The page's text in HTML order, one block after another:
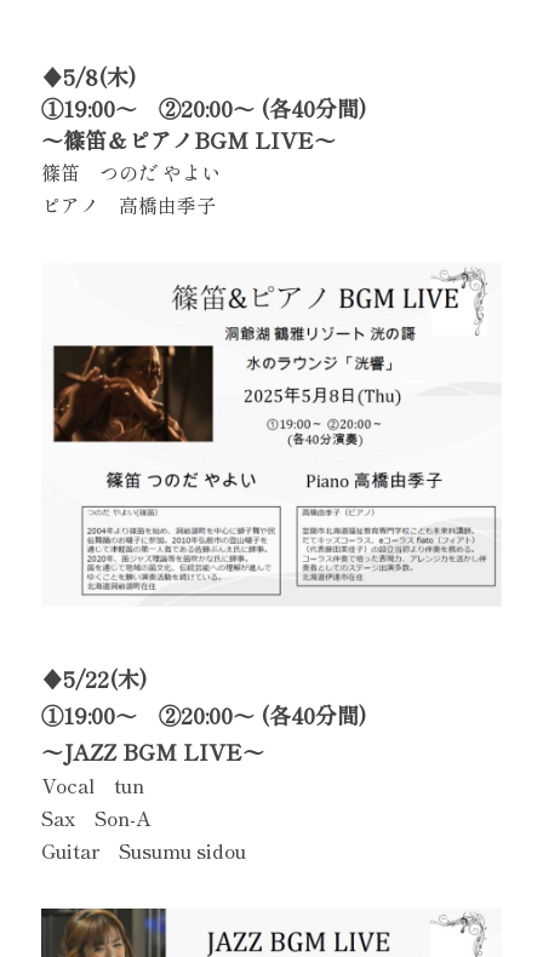
♦5/8(木)
①19:00～ ②20:00～ (各40分間)
〜篠笛＆ピアノBGM LIVE〜
篠笛 つのだ やよい
ピアノ 高橋由季子
♦5/22(木)
①19:00～ ②20:00～ (各40分間)
〜JAZZ BGM LIVE〜
Vocal tun
Sax Son-A
Guitar Susumu sidou